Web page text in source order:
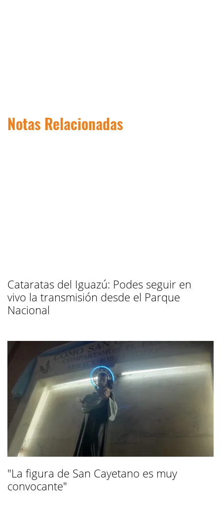
Notas Relacionadas
Cataratas del Iguazú: Podes seguir en
vivo la transmisión desde el Parque
Nacional
"La figura de San Cayetano es muy
convocante"